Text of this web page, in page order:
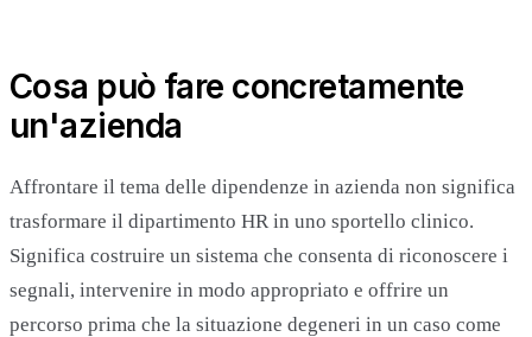
Cosa può fare concretamente
un'azienda
Affrontare il tema delle dipendenze in azienda non significa
trasformare il dipartimento HR in uno sportello clinico.
Significa costruire un sistema che consenta di riconoscere i
segnali, intervenire in modo appropriato e offrire un
percorso prima che la situazione degeneri in un caso come